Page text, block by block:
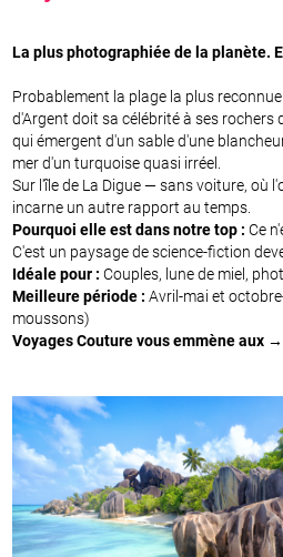
La plus photographiée de la planète.
Probablement la plage la plus
d'Argent doit sa célébrité à ses
qui émergent d'un sable d'une
mer d'un turquoise quasi irréel.
Sur l'île de La Digue — sans voiture, où
incarne un autre rapport au temps.
Pourquoi elle est dans notre top : Ce
C'est un paysage de science-fiction
Idéale pour : Couples, lune de miel,
Meilleure période : Avril-mai et
moussons)
Voyages Couture vous emmène aux →